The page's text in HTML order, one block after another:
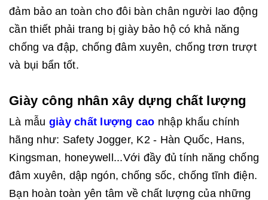
đảm bảo an toàn cho đôi bàn chân người lao động
cần thiết phải trang bị giày bảo hộ có khả năng
chống va đập, chống đâm xuyên, chống trơn trượt
và bụi bẩn tốt.
Giày công nhân xây dựng chất lượng
Là mẫu giày chất lượng cao nhập khẩu chính
hãng như: Safety Jogger, K2 - Hàn Quốc, Hans,
Kingsman, honeywell...Với đầy đủ tính năng chống
đâm xuyên, dập ngón, chống sốc, chống tĩnh điện.
Bạn hoàn toàn yên tâm về chất lượng của những